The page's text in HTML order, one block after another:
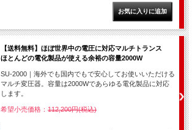
【送料無料】ほぼ世界中の電圧に対応マルチトランス
ほとんどの電化製品が使える余裕の容量2000W
SU-2000｜海外でも国内でもで安心してお使いいただける
マルチ変圧器。容量は2000Wであらゆる電化製品に対応
します。
希望小売価格： 112,200円(税込)